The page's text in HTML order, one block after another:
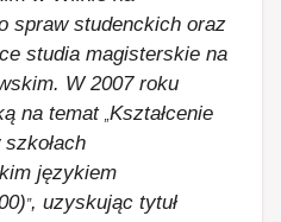
spraw studenckich oraz
studia magisterskie na
W 2007 roku
na temat Kształcenie
językiem
”, uzyskując tytuł